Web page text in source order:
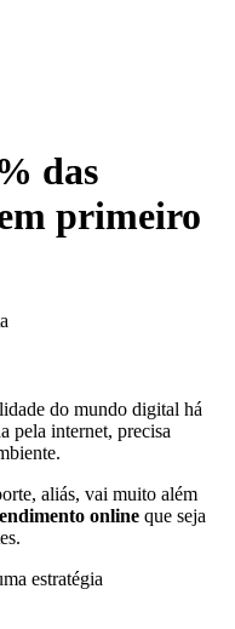
das
primeiro
do mundo digital há
pela internet, precisa
aliás, vai muito além
online que seja
estratégia